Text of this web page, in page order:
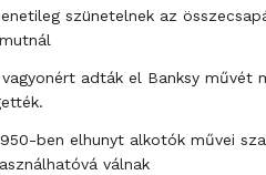
szünetelnek az
vagyonért adták el Banksy művét
ben elhunyt alkotók művei
válnak